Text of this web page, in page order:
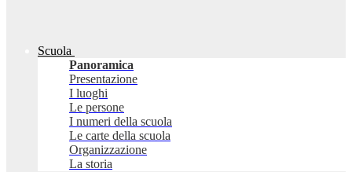
Scuola
Panoramica
Presentazione
I luoghi
Le persone
I numeri della scuola
Le carte della scuola
Organizzazione
La storia